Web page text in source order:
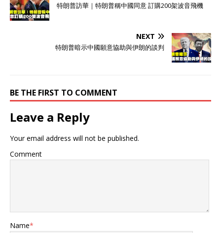
特朗普訪華｜特朗普稱中國同意 訂購200架波音飛機
NEXT
特朗普暗示中國願意協助與伊朗的談判
BE THE FIRST TO COMMENT
Leave a Reply
Your email address will not be published.
Comment
Name*